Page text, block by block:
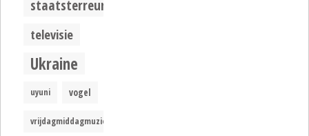
staatsterreur
televisie
Ukraine
uyuni vogel
vrijdagmiddagmuziek